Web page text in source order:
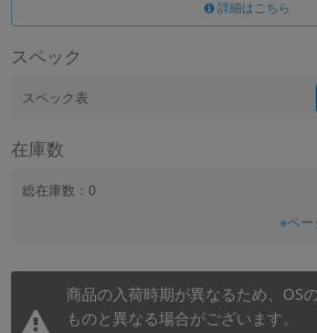
詳細はこちら
スペック
スペック表
在庫数
総在庫数：0
※ペー
商品の入荷時期が異なるため、OS
ものと異なる場合がございます。
メモリ